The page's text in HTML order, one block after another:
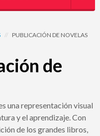
// PUBLICACIÓN DE NOVELAS
de
una representación visual
y el aprendizaje. Con
de los grandes libros,